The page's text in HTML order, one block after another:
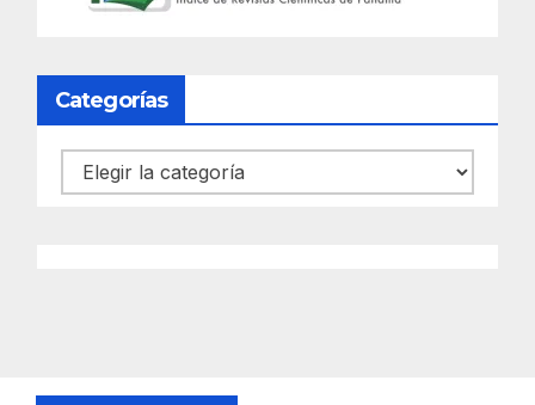
Categorías
Categorías